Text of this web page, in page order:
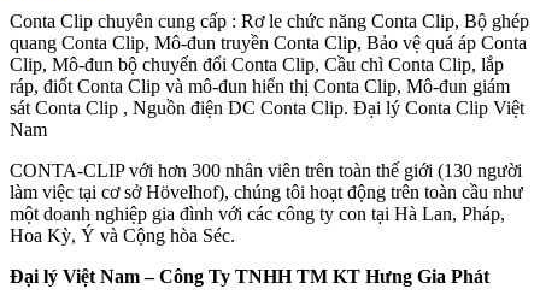
Conta Clip chuyên cung cấp : Rơ le chức năng Conta Clip, Bộ ghép
quang Conta Clip, Mô-đun truyền Conta Clip, Bảo vệ quá áp Conta
Clip, Mô-đun bộ chuyển đổi Conta Clip, Cầu chì Conta Clip, lắp
ráp, điốt Conta Clip và mô-đun hiển thị Conta Clip, Mô-đun giám
sát Conta Clip , Nguồn điện DC Conta Clip. Đại lý Conta Clip Việt
Nam
CONTA-CLIP với hơn 300 nhân viên trên toàn thế giới (130 người
làm việc tại cơ sở Hövelhof), chúng tôi hoạt động trên toàn cầu như
một doanh nghiệp gia đình với các công ty con tại Hà Lan, Pháp,
Hoa Kỳ, Ý và Cộng hòa Séc.
Đại lý Việt Nam – Công Ty TNHH TM KT Hưng Gia Phát